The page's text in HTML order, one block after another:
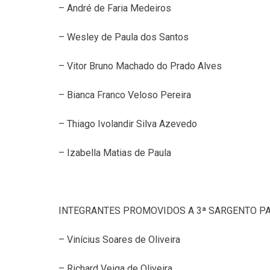
– André de Faria Medeiros
– Wesley de Paula dos Santos
– Vitor Bruno Machado do Prado Alves
– Bianca Franco Veloso Pereira
– Thiago Ivolandir Silva Azevedo
– Izabella Matias de Paula
INTEGRANTES PROMOVIDOS A 3ª SARGENTO
– Vinícius Soares de Oliveira